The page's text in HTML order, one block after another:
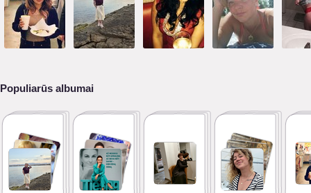
Populiarūs albumai